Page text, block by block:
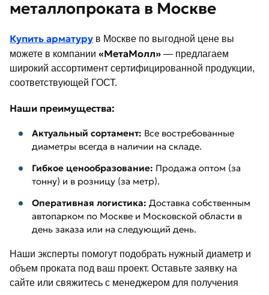
металлопроката в Москве
Купить арматуру в Москве по выгодной цене вы
можете в компании «МетаМолл» — предлагаем
широкий ассортимент сертифицированной продукции,
соответствующей ГОСТ.
Наши преимущества:
Актуальный сортамент: Все востребованные
диаметры всегда в наличии на складе.
Гибкое ценообразование: Продажа оптом (за
тонну) и в розницу (за метр).
Оперативная логистика: Доставка собственным
автопарком по Москве и Московской области в
день заказа или на следующий день.
Наши эксперты помогут подобрать нужный диаметр и
объем проката под ваш проект. Оставьте заявку на
сайте или свяжитесь с менеджером для получения